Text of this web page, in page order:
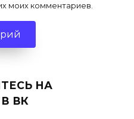
моих комментариев.
НА
ВК